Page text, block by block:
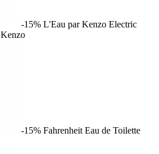
-15% L'Eau par Kenzo Electric
Kenzo
-15% Fahrenheit Eau de Toilette